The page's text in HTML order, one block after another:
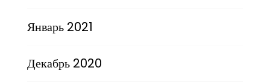
Январь 2021
Декабрь 2020